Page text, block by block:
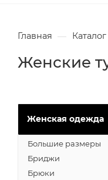
Главная — Каталог
Женские
Женская одежда
Большие размеры
Бриджи
Брюки